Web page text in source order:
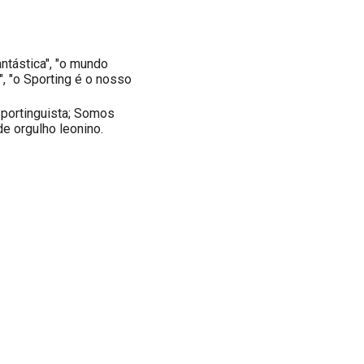
"o mundo
"o Sporting é o nosso
Somos
orgulho leonino.